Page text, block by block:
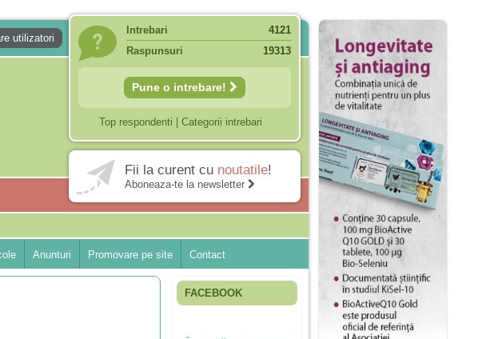
utilizatori
Intrebari
4121
Raspunsuri
19313
Pune o intrebare!
Top respondenti Categorii intrebari
Fii la curent cu noutatile!
Aboneaza-te la newsletter
Anunturi Promovare pe site Contact
FACEBOOK